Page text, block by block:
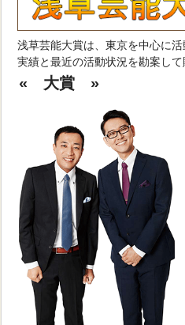
浅草芸能大賞は、東京を中心に
実績と最近の活動状況を勘案して
« 大賞 »